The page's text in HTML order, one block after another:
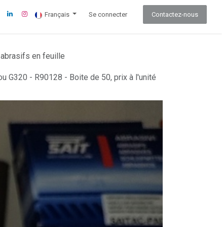
Français Se connecter Contactez-nous
en feuille
G320 - R90128 - Boite de 50, prix à l'unité